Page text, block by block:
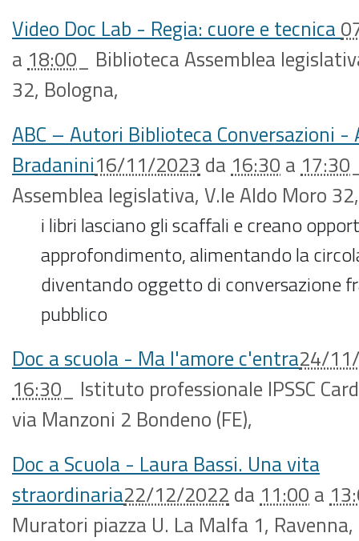
Video Doc Lab - Regia: cuore e tecnica
a 18:00
Biblioteca Assemblea
32, Bologna,
ABC – Autori Biblioteca Conversazioni -
Bradanini16/11/2023 da 16:30 a 17:30
Assemblea legislativa, V.le Aldo Moro 32,
i libri lasciano gli scaffali e creano
approfondimento, alimentando la
diventando oggetto di conversazione
pubblico
Doc a scuola - Ma l'amore c'entra24/
16:30
Istituto professionale IPSSC
via Manzoni 2 Bondeno (FE),
Doc a Scuola - Laura Bassi. Una vita
straordinaria22/12/2022 da 11:00 a
Muratori piazza U. La Malfa 1, Ravenna,